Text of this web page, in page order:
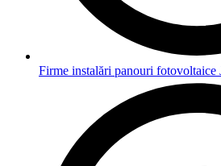
Firme instalări panouri fotovoltaice